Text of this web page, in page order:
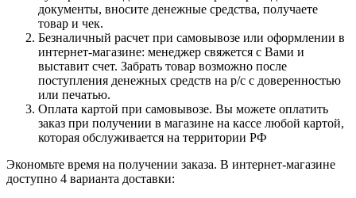
документы, вносите денежные средства, получаете
товар и чек.
Безналичный расчет при самовывозе или оформлении в
интернет-магазине: менеджер свяжется с Вами и
выставит счет. Забрать товар возможно после
поступления денежных средств на р/с с доверенностью
или печатью.
Оплата картой при самовывозе. Вы можете оплатить
заказ при получении в магазине на кассе любой картой,
которая обслуживается на территории РФ
Экономьте время на получении заказа. В интернет-магазине
доступно 4 варианта доставки: